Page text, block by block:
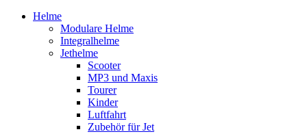
Helme
Modulare Helme
Integralhelme
Jethelme
Scooter
MP3 und Maxis
Tourer
Kinder
Luftfahrt
Zubehör für Jet